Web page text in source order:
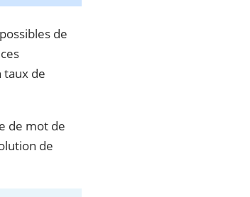
de
taux de
de mot de
de